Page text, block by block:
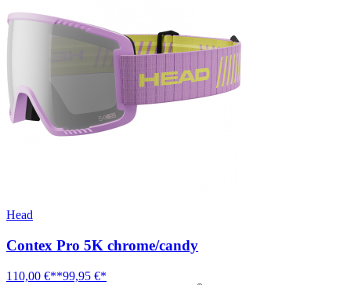
Head
Contex Pro 5K chrome/candy
110,00 €**99,95 €*